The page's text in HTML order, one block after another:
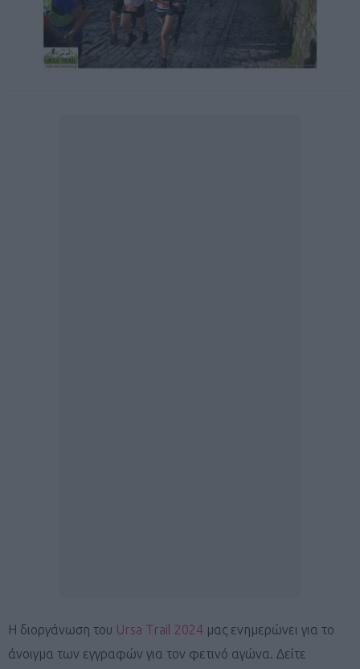
Η διοργάνωση του Ursa Trail 2024 μας ενημερώνει για το
άνοιγμα των εγγραφών για τον φετινό αγώνα. Δείτε